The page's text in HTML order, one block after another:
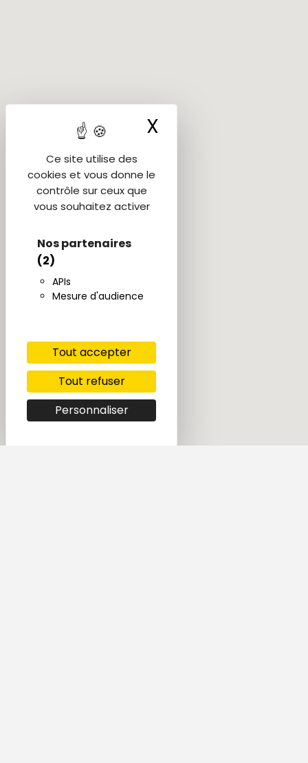
Ce site utilise des
cookies et vous donne le
contrôle sur ceux que
vous souhaitez activer
Nos partenaires
(2)
APIs
Mesure d'audience
Tout accepter
Tout refuser
Personnaliser
X